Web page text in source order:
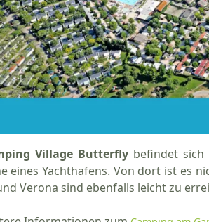
Village Butterflybefindet sich
eines Yachthafens. Von dort ist es
Verona sind ebenfalls leicht zu